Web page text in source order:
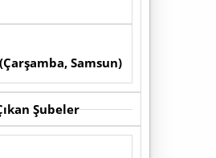
Samsun)
Şubeler